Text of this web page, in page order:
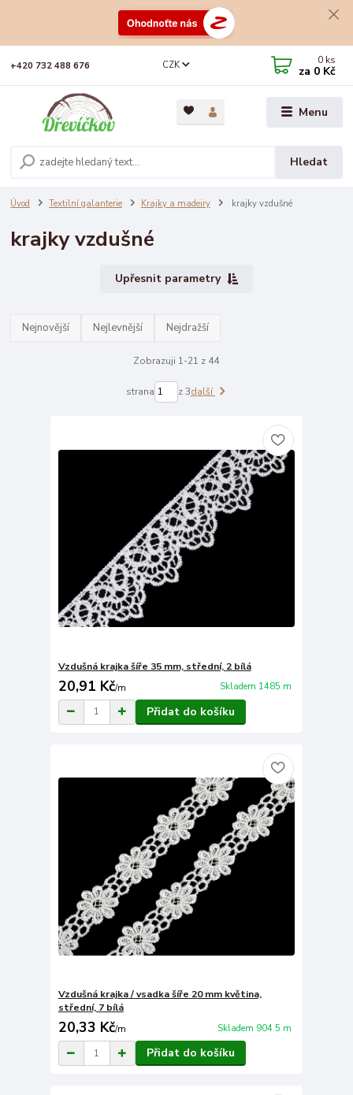
Menu
CZK
Hledat
+420 732 488 676 0 ks
za 0 Kč
Úvod Textilní galanterie Krajky a madeiry krajky vzdušné
krajky vzdušné
Upřesnit parametry
Nejnovější Nejlevnější Nejdražší
Zobrazuji 1-21 z 44
strana z 3další
Vzdušná krajka šíře 35 mm, střední, 2 bílá
20,91 Kč/m Skladem 1485 m
Přidat do košíku
Vzdušná krajka / vsadka šíře 20 mm květina,
střední, 7 bílá
20,33 Kč/m Skladem 904.5 m
Přidat do košíku